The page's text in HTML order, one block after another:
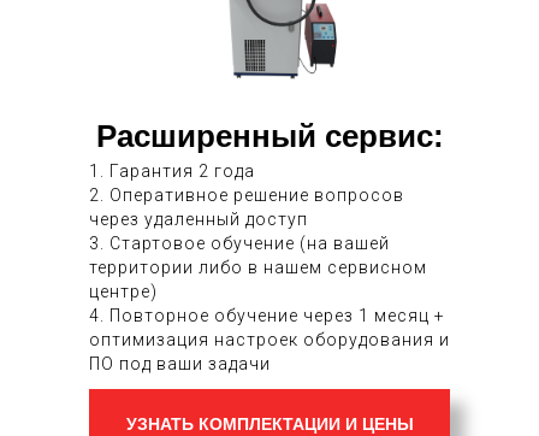
1. Гарантия 2 года
2. Оперативное решение вопросов
через удаленный доступ
3. Стартовое обучение (на вашей
территории либо в нашем сервисном
центре)
4. Повторное обучение через 1 месяц +
оптимизация настроек оборудования и
ПО под ваши задачи
Расширенный сервис:
УЗНАТЬ КОМПЛЕКТАЦИИ И ЦЕНЫ